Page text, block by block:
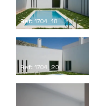
Ref: 1704_18
Ref: 1704_20